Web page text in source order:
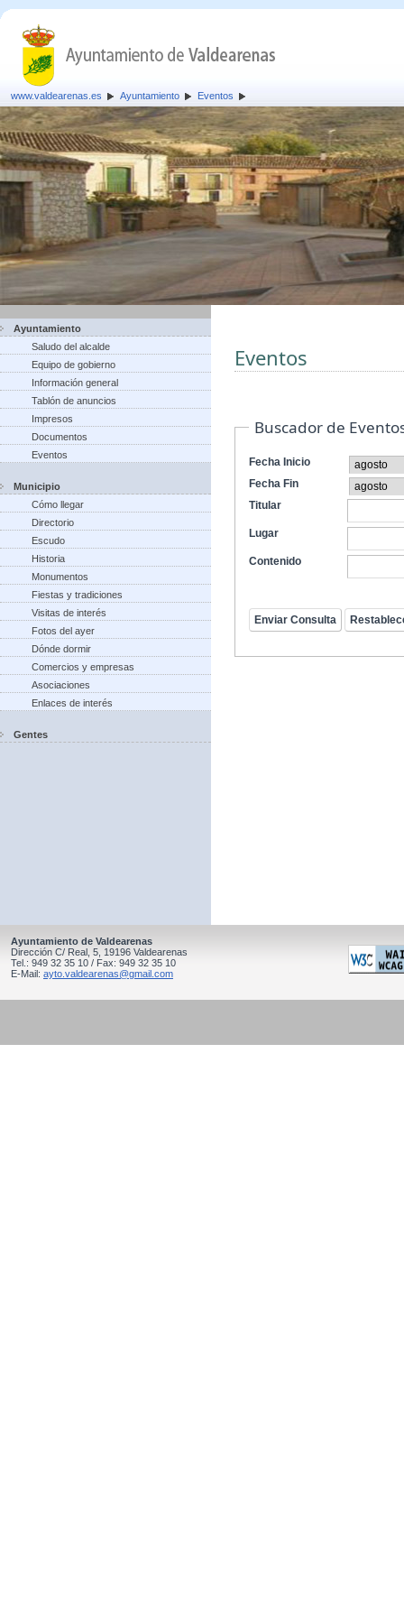
www.valdearenas.es Ayuntamiento Eventos
Ayuntamiento
Saludo del alcalde
Equipo de gobierno
Información general
Tablón de anuncios
Impresos
Documentos
Eventos
Municipio
Cómo llegar
Directorio
Escudo
Historia
Monumentos
Fiestas y tradiciones
Visitas de interés
Fotos del ayer
Dónde dormir
Comercios y empresas
Asociaciones
Enlaces de interés
Gentes
Eventos
Buscador de
Fecha Inicio
Fecha Fin
Titular
Lugar
Contenido
Ayuntamiento de Valdearenas
Dirección C/ Real, 5, 19196 Valdearenas
Tel.: 949 32 35 10 / Fax: 949 32 35 10
E-Mail: ayto.valdearenas@gmail.com